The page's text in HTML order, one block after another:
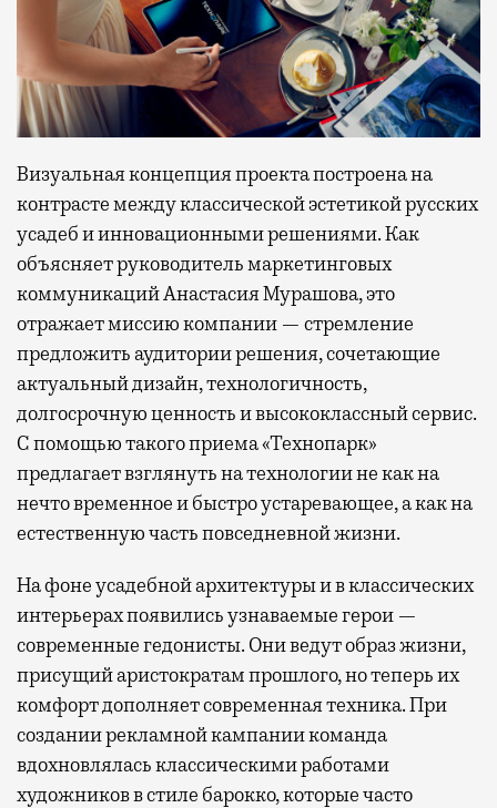
Визуальная концепция проекта построена на
контрасте между классической эстетикой русских
усадеб и инновационными решениями. Как
объясняет руководитель маркетинговых
коммуникаций Анастасия Мурашова, это
отражает миссию компании — стремление
предложить аудитории решения, сочетающие
актуальный дизайн, технологичность,
долгосрочную ценность и высококлассный сервис.
С помощью такого приема «Технопарк»
предлагает взглянуть на технологии не как на
нечто временное и быстро устаревающее, а как на
естественную часть повседневной жизни.
На фоне усадебной архитектуры и в классических
интерьерах появились узнаваемые герои —
современные гедонисты. Они ведут образ жизни,
присущий аристократам прошлого, но теперь их
комфорт дополняет современная техника. При
создании рекламной кампании команда
вдохновлялась классическими работами
художников в стиле барокко, которые часто